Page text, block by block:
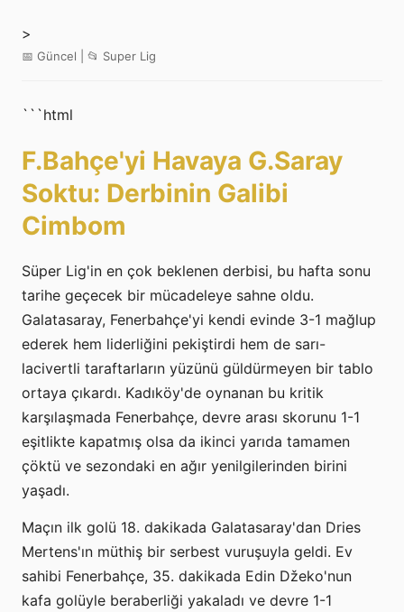
>
📅 Güncel | 📂 Super Lig
```html
F.Bahçe'yi Havaya G.Saray
Soktu: Derbinin Galibi
Cimbom
Süper Lig'in en çok beklenen derbisi, bu hafta sonu
tarihe geçecek bir mücadeleye sahne oldu.
Galatasaray, Fenerbahçe'yi kendi evinde 3-1 mağlup
ederek hem liderliğini pekiştirdi hem de sarı-
lacivertli taraftarların yüzünü güldürmeyen bir tablo
ortaya çıkardı. Kadıköy'de oynanan bu kritik
karşılaşmada Fenerbahçe, devre arası skorunu 1-1
eşitlikte kapatmış olsa da ikinci yarıda tamamen
çöktü ve sezondaki en ağır yenilgilerinden birini
yaşadı.
Maçın ilk golü 18. dakikada Galatasaray'dan Dries
Mertens'ın müthiş bir serbest vuruşuyla geldi. Ev
sahibi Fenerbahçe, 35. dakikada Edin Džeko'nun
kafa golüyle beraberliği yakaladı ve devre 1-1